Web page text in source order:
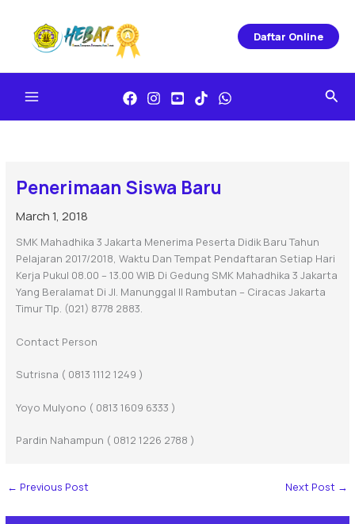
Content
Daftar Online
Penerimaan Siswa Baru
March 1, 2018
SMK Mahadhika 3 Jakarta Menerima Peserta Didik Baru Tahun
Pelajaran 2017/2018, Waktu Dan Tempat Pendaftaran Setiap Hari
Kerja Pukul 08.00 – 13.00 WIB Di Gedung SMK Mahadhika 3 Jakarta
Yang Beralamat Di Jl. Manunggal II Rambutan – Ciracas Jakarta
Timur Tlp. (021) 8778 2883.
Contact Person
Sutrisna ( 0813 1112 1249 )
Yoyo Mulyono ( 0813 1609 6333 )
Pardin Nahampun ( 0812 1226 2788 )
← Previous Post Next Post →